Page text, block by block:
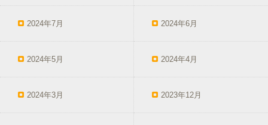
2024年7月 2024年6月
2024年5月 2024年4月
2024年3月 2023年12月